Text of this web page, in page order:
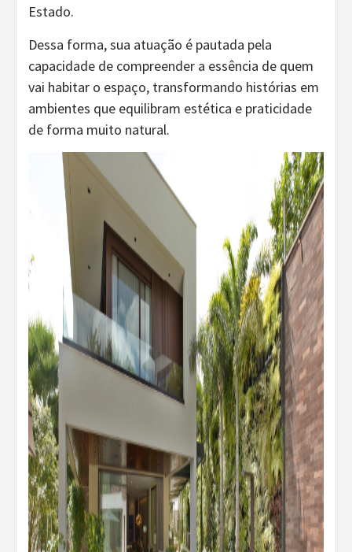
Estado.
Dessa forma, sua atuação é pautada pela
capacidade de compreender a essência de quem
vai habitar o espaço, transformando histórias em
ambientes que equilibram estética e praticidade
de forma muito natural.